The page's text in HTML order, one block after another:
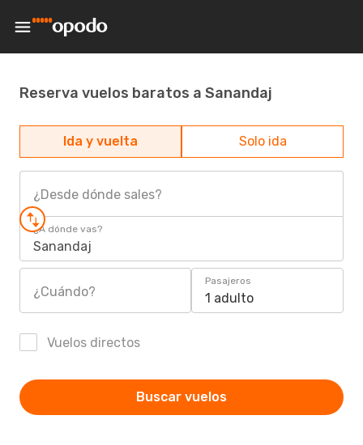
Reserva vuelos baratos a Sanandaj
Ida y vuelta Solo ida
¿Desde dónde sales?
¿A dónde vas?
Sanandaj
¿Cuándo?
Pasajeros
1 adulto
Vuelos directos
Buscar vuelos